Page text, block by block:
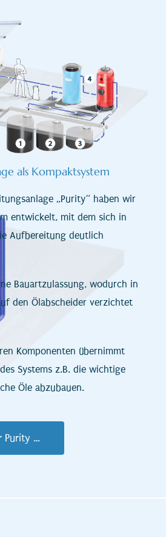
als Kompaktsystem
„Purity“ haben wir
entwickelt, mit dem sich in
Aufbereitung deutlich
Bauartzulassung, wodurch in
den Ölabscheider verzichtet
Komponenten übernimmt
Systems z.B. die wichtige
Öle abzubauen.
Purity …